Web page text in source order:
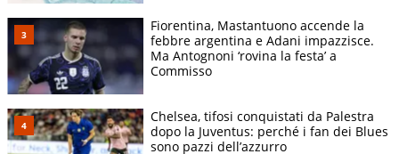
Fiorentina, Mastantuono accende la
febbre argentina e Adani impazzisce.
Ma Antognoni ‘rovina la festa’ a
Commisso
Chelsea, tifosi conquistati da Palestra
dopo la Juventus: perché i fan dei Blues
sono pazzi dell’azzurro